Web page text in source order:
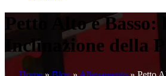
Petto Alto e
Inclinazione della